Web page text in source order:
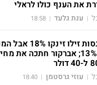
את הענף כולו לראלי
| ענת גלעד |
18:58
הכנסות זילו
עד 13%; אברקור חתכה את
| עוזי גרסטמן |
18:40